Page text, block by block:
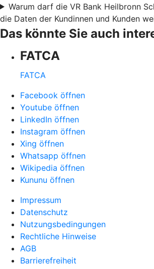
Warum darf die VR Bank Heilbronn
die Daten der Kundinnen und Kunden
Das könnte Sie auch
FATCA
FATCA
Facebook öffnen
Youtube öffnen
LinkedIn öffnen
Instagram öffnen
Xing öffnen
Whatsapp öffnen
Wikipedia öffnen
Kununu öffnen
Impressum
Datenschutz
Nutzungsbedingungen
Rechtliche Hinweise
AGB
Barrierefreiheit